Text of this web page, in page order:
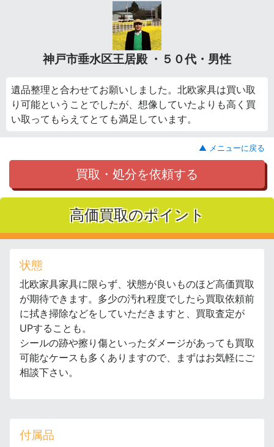
神戸市垂水区王居殿 ・５０代・男性
遺品整理と合わせてお願いしました。北欧家具は買い取
り可能ということでしたが、想像していたよりも高く買
い取ってもらえてとても満足しています。
▲ メニューに戻る
買取・処分を依頼する
高価買取のポイント
状態
北欧家具家具に限らず、状態が良いものほど高価買取
が期待できます。多少の汚れ程度でしたら買取依頼前
に拭き掃除などをしていただきますと、買取査定が
UPすることも。
シールの跡や擦り傷といったダメージがあっても買取
可能なケースも多くありますので、まずはお気軽にご
相談下さい。
付属品